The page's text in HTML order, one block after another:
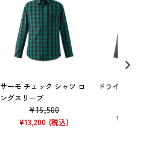
サーモ チェック シャツ ロ
ングスリーブ
¥16,500
¥13,200
ドライ グリ
¥